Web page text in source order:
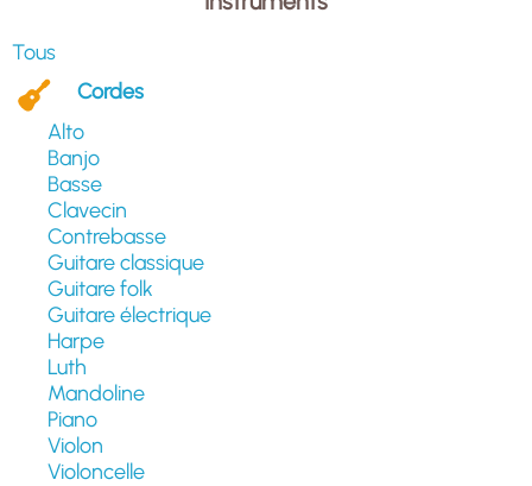
Tous
Cordes
Alto
Banjo
Basse
Clavecin
Contrebasse
Guitare classique
Guitare folk
Guitare électrique
Harpe
Luth
Mandoline
Piano
Violon
Violoncelle